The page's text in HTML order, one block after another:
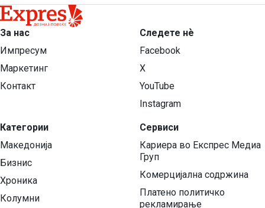
За нас
Импресум
Маркетинг
Контакт
Категории
Македонија
Бизнис
Хроника
Колумни
Следете нѐ
Facebook
X
YouTube
Instagram
Сервиси
Кариера во Експрес Медиа
Груп
Комерцијална содржина
Платено политичко
рекламирање